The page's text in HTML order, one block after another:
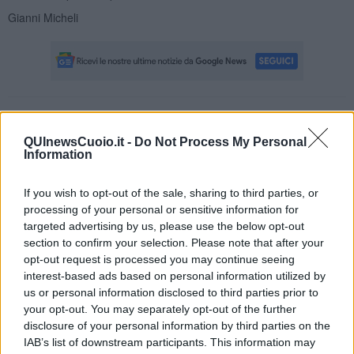
QUInewsCuoio.it - Do Not Process My Personal
Information
If you wish to opt-out of the sale, sharing to third parties, or
processing of your personal or sensitive information for
targeted advertising by us, please use the below opt-out
section to confirm your selection. Please note that after your
opt-out request is processed you may continue seeing
interest-based ads based on personal information utilized by
us or personal information disclosed to third parties prior to
your opt-out. You may separately opt-out of the further
disclosure of your personal information by third parties on the
IAB’s list of downstream participants. This information may
Gianni Micheli
Newsletter QUInews - ToscanaMedia.Arriva gratis tutti i giorni
alle 20:00 direttamente nella tua casella di posta.
Fotogallery